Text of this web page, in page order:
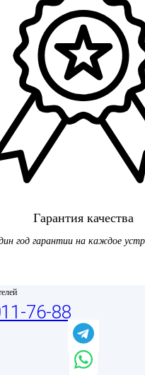
Гарантия качества
год гарантии на каждое
76-88